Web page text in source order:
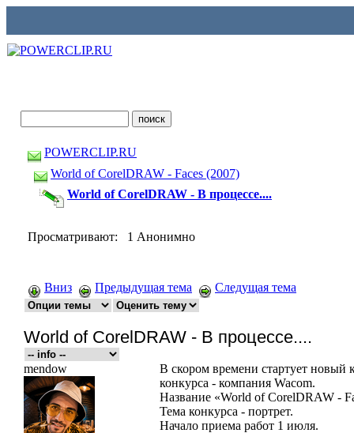
POWERCLIP.RU
World of CorelDRAW - Faces (2007)
World of CorelDRAW - В процессе....
Просматривают: 1 Анонимно
Вниз Предыдущая тема Следущая тема
World of CorelDRAW - В процессе....
mendow
В скором времени стартует новый
конкурса - компания Wacom.
Название «World оf CorelDRAW -
Тема конкурса - портрет.
Начало приема работ 1 июля.